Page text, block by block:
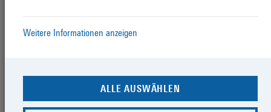
Unternehmen daran, die Emissionen zu minimieren. Durch eine aktive
Umweltpolitik soll der Hafenbetrieb für die anliegenden Anwohner und
Ausgleichsmaßnahmen für Infrastrukturprojekte
Mit Inkrafttreten des neuen Naturschutzausführungsgesetzes
Weitere Informationen anzeigen
ALLE AUSWÄHLEN